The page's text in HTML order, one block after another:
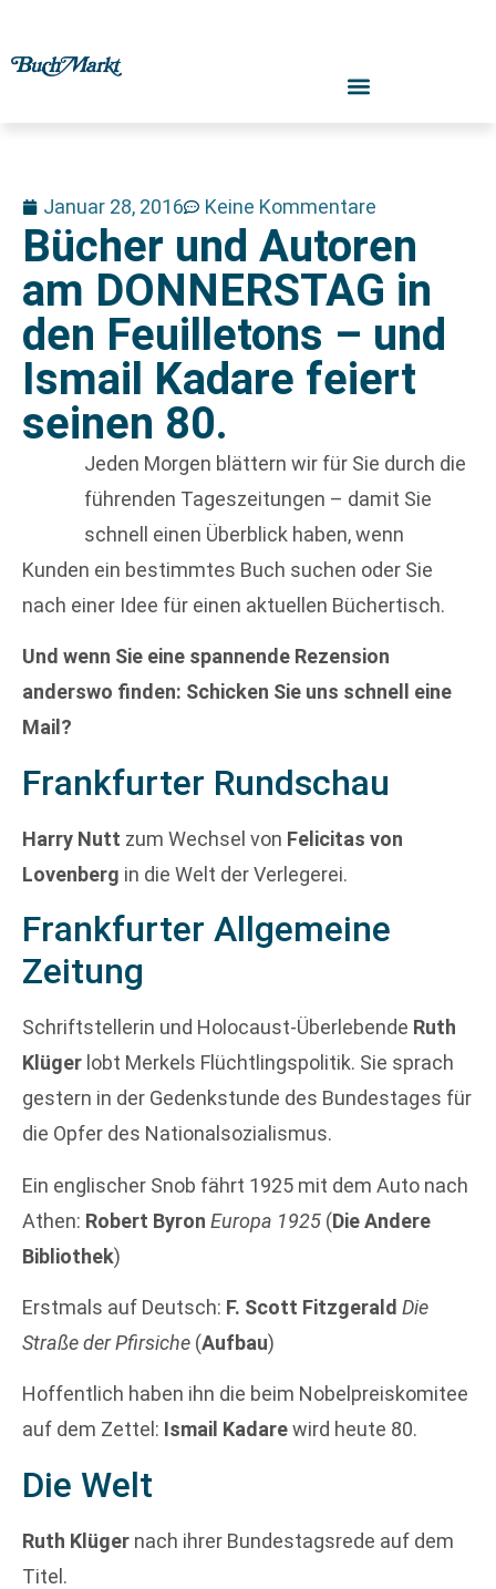
Januar 28, 2016 Keine Kommentare
Bücher und Autoren
am DONNERSTAG in
den Feuilletons – und
Ismail Kadare feiert
seinen 80.
Jeden Morgen blättern wir für Sie durch die
führenden Tageszeitungen – damit Sie
schnell einen Überblick haben, wenn
Kunden ein bestimmtes Buch suchen oder Sie
nach einer Idee für einen aktuellen Büchertisch.
Und wenn Sie eine spannende Rezension
anderswo finden: Schicken Sie uns schnell eine
Mail?
Frankfurter Rundschau
Harry Nutt zum Wechsel von Felicitas von
Lovenberg in die Welt der Verlegerei.
Frankfurter Allgemeine
Zeitung
Schriftstellerin und Holocaust-Überlebende Ruth
Klüger lobt Merkels Flüchtlingspolitik. Sie sprach
gestern in der Gedenkstunde des Bundestages für
die Opfer des Nationalsozialismus.
Ein englischer Snob fährt 1925 mit dem Auto nach
Athen: Robert Byron Europa 1925 (Die Andere
Bibliothek)
Erstmals auf Deutsch: F. Scott Fitzgerald Die
Straße der Pfirsiche (Aufbau)
Hoffentlich haben ihn die beim Nobelpreiskomitee
auf dem Zettel: Ismail Kadarewird heute 80.
Die Welt
Ruth Klüger nach ihrer Bundestagsrede auf dem
Titel.